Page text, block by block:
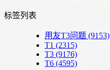
标签列表
用友T3问题 (9153)
T1 (2315)
T3 (9176)
T6 (4595)